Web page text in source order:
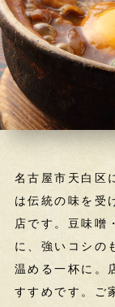
名古屋市天白区
は伝統の味を受
店です。 豆味噌
に、強いコシの
温める一杯に。
すすめです。 ご